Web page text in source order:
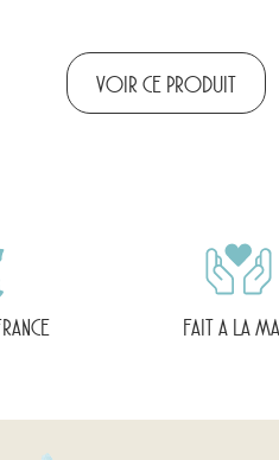
VOIR CE PRODUIT
FAIT A LA